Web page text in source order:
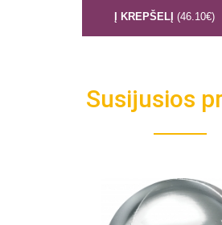
Į KREPŠELĮ (46.10€)
Susijusios